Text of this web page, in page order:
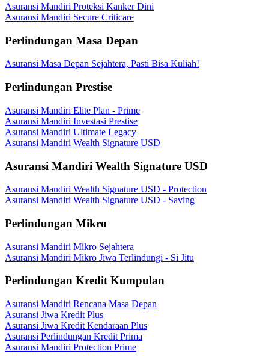
Asuransi Mandiri Proteksi Kanker Dini
Asuransi Mandiri Secure Criticare
Perlindungan Masa Depan
Asuransi Masa Depan Sejahtera, Pasti Bisa Kuliah!
Perlindungan Prestise
Asuransi Mandiri Elite Plan - Prime
Asuransi Mandiri Investasi Prestise
Asuransi Mandiri Ultimate Legacy
Asuransi Mandiri Wealth Signature USD
Asuransi Mandiri Wealth Signature USD
Asuransi Mandiri Wealth Signature USD - Protection
Asuransi Mandiri Wealth Signature USD - Saving
Perlindungan Mikro
Asuransi Mandiri Mikro Sejahtera
Asuransi Mandiri Mikro Jiwa Terlindungi - Si Jitu
Perlindungan Kredit Kumpulan
Asuransi Mandiri Rencana Masa Depan
Asuransi Jiwa Kredit Plus
Asuransi Jiwa Kredit Kendaraan Plus
Asuransi Perlindungan Kredit Prima
Asuransi Mandiri Protection Prime